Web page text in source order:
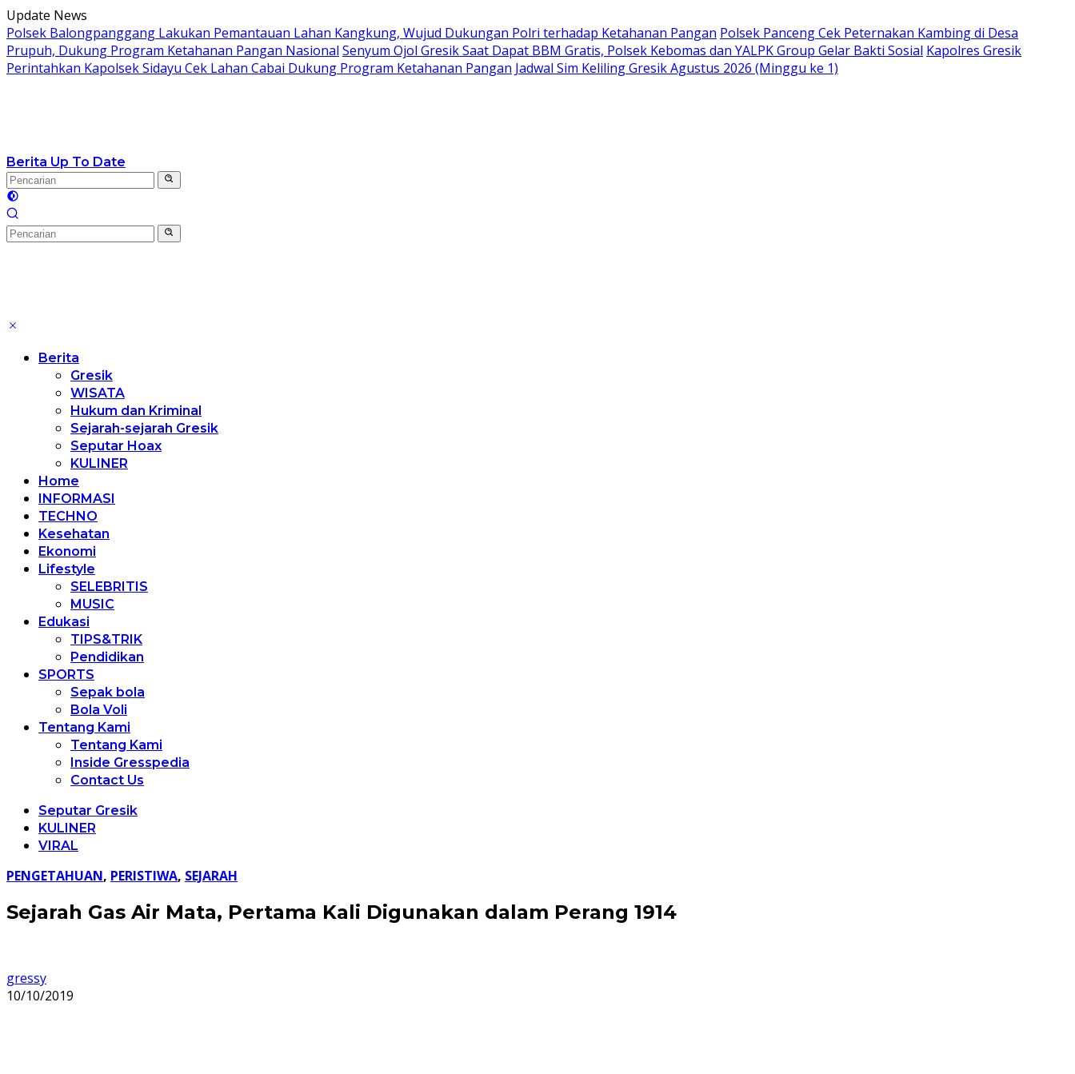
Langsung
ke
konten
Update News
Polsek Balongpanggang Lakukan Pemantauan Lahan Kangkung, Wujud Dukungan Polri terhadap Ketahanan Pangan Polsek Panceng Cek Peternakan Kambing di Desa
Prupuh, Dukung Program Ketahanan Pangan Nasional Senyum Ojol Gresik Saat Dapat BBM Gratis, Polsek Kebomas dan YALPK Group Gelar Bakti Sosial Kapolres Gresik
Perintahkan Kapolsek Sidayu Cek Lahan Cabai Dukung Program Ketahanan Pangan Jadwal Sim Keliling Gresik Agustus 2026 (Minggu ke 1)
Berita Up To Date
Berita
Gresik
WISATA
Hukum dan Kriminal
Sejarah-sejarah Gresik
Seputar Hoax
KULINER
Home
INFORMASI
TECHNO
Kesehatan
Ekonomi
Lifestyle
SELEBRITIS
MUSIC
Edukasi
TIPS&TRIK
Pendidikan
SPORTS
Sepak bola
Bola Voli
Tentang Kami
Tentang Kami
Inside Gresspedia
Contact Us
Seputar Gresik
KULINER
VIRAL
PENGETAHUAN, PERISTIWA, SEJARAH
Sejarah Gas Air Mata, Pertama Kali Digunakan dalam Perang 1914
gressy
10/10/2019